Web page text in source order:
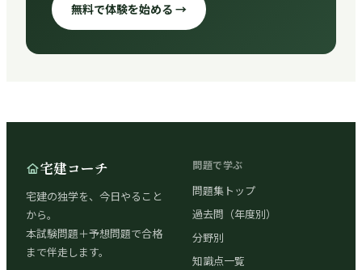
無料で体験を始める →
宅建コーチ
宅建の独学を、今日やること
から。
本試験問題＋予想問題で合格
まで伴走します。
問題で学ぶ
問題集トップ
過去問（年度別）
分野別
知識点一覧